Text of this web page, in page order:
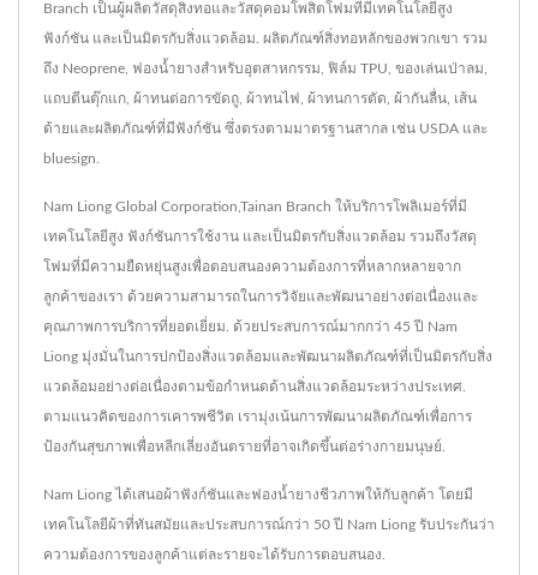
Branch เป็นผู้ผลิตวัสดุสิ่งทอและวัสดุคอมโพสิตโฟมที่มีเทคโนโลยีสูง
ฟังก์ชัน และเป็นมิตรกับสิ่งแวดล้อม. ผลิตภัณฑ์สิ่งทอหลักของพวกเขา รวม
ถึง Neoprene, ฟองน้ำยางสำหรับอุตสาหกรรม, ฟิล์ม TPU, ของเล่นเป่าลม,
แถบตีนตุ๊กแก, ผ้าทนต่อการขัดถู, ผ้าทนไฟ, ผ้าทนการตัด, ผ้ากันลื่น, เส้น
ด้ายและผลิตภัณฑ์ที่มีฟังก์ชัน ซึ่งตรงตามมาตรฐานสากล เช่น USDA และ
bluesign.
Nam Liong Global Corporation,Tainan Branch ให้บริการโพลิเมอร์ที่มี
เทคโนโลยีสูง ฟังก์ชันการใช้งาน และเป็นมิตรกับสิ่งแวดล้อม รวมถึงวัสดุ
โฟมที่มีความยืดหยุ่นสูงเพื่อตอบสนองความต้องการที่หลากหลายจาก
ลูกค้าของเรา ด้วยความสามารถในการวิจัยและพัฒนาอย่างต่อเนื่องและ
คุณภาพการบริการที่ยอดเยี่ยม. ด้วยประสบการณ์มากกว่า 45 ปี Nam
Liong มุ่งมั่นในการปกป้องสิ่งแวดล้อมและพัฒนาผลิตภัณฑ์ที่เป็นมิตรกับสิ่ง
แวดล้อมอย่างต่อเนื่องตามข้อกำหนดด้านสิ่งแวดล้อมระหว่างประเทศ.
ตามแนวคิดของการเคารพชีวิต เรามุ่งเน้นการพัฒนาผลิตภัณฑ์เพื่อการ
ป้องกันสุขภาพเพื่อหลีกเลี่ยงอันตรายที่อาจเกิดขึ้นต่อร่างกายมนุษย์.
Nam Liong ได้เสนอผ้าฟังก์ชันและฟองน้ำยางชีวภาพให้กับลูกค้า โดยมี
เทคโนโลยีผ้าที่ทันสมัยและประสบการณ์กว่า 50 ปี Nam Liong รับประกันว่า
ความต้องการของลูกค้าแต่ละรายจะได้รับการตอบสนอง.